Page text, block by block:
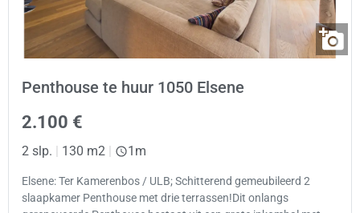
Penthouse te huur 1050 Elsene
2.100 €
2 slp. | 130 m2 | 1m
Elsene: Ter Kamerenbos / ULB; Schitterend gemeubileerd 2
slaapkamer Penthouse met drie terrassen!Dit onlangs